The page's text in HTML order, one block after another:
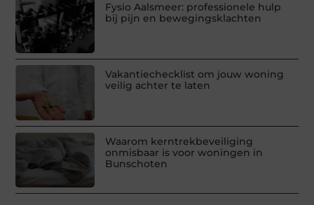
Fysio Aalsmeer: professionele hulp
bij pijn en bewegingsklachten
Vakantiechecklist om jouw woning
veilig achter te laten
Waarom kerntrekbeveiliging
onmisbaar is voor woningen in
Bunschoten